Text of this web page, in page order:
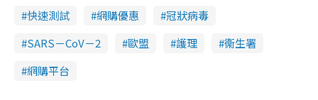
快速測試
網購優惠
冠狀病毒
SARS－CoV－2
歐盟 護理
衞生署
網購平台